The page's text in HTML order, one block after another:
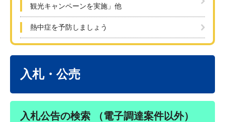
観光キャンペーンを実施」他
熱中症を予防しましょう
入札・公売
入札公告の検索 （電子調達案件以外）